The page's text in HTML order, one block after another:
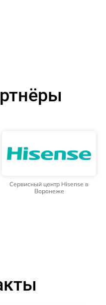
Сервисный центр Hisense в
Воронеже